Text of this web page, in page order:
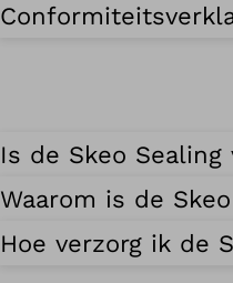
Is de Skeo
Waarom is de
Hoe verzorg ik de